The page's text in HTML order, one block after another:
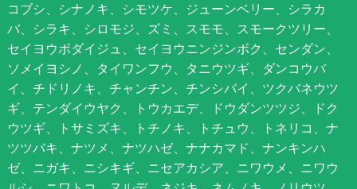
コブシ、シナノキ、シモツケ、ジューンベリー、シラカ
バ、シラキ、シロモジ、ズミ、スモモ、スモークツリー、
セイヨウボダイジュ、セイヨウニンジンボク、センダン、
ソメイヨシノ、タイワンフウ、タニウツギ、ダンコウバ
イ、チドリノキ、チャンチン、チンシバイ、ツクバネウツ
ギ、テンダイウヤク、トウカエデ、ドウダンツツジ、ドク
ウツギ、トサミズキ、トチノキ、トチュウ、トネリコ、ナ
ツツバキ、ナツメ、ナツハゼ、ナナカマド、ナンキンハ
ゼ、ニガキ、ニシキギ、ニセアカシア、ニワウメ、ニワウ